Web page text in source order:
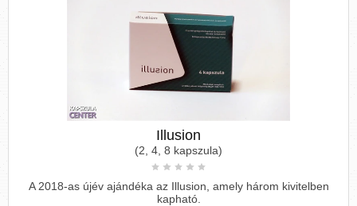
Illusion
(2, 4, 8 kapszula)
A 2018-as újév ajándéka az Illusion, amely három kivitelben
kapható.